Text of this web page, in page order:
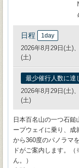
日程 1day
2026年8月29日(土)
(土)
最少催行人数に達
2026年8月29日(土)
(土)
日本百名山の一つ石
ープウェイに乗り、成
から360度のパノラマ
ドがご案内します。
ん。）